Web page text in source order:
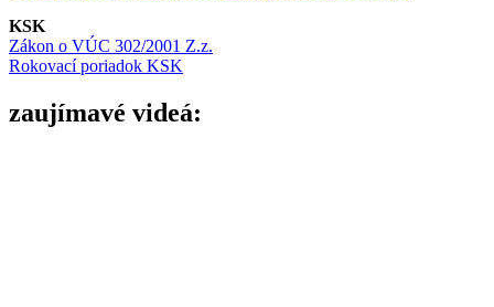
KSK
Zákon o VÚC 302/2001 Z.z.
Rokovací poriadok KSK
zaujímavé videá: